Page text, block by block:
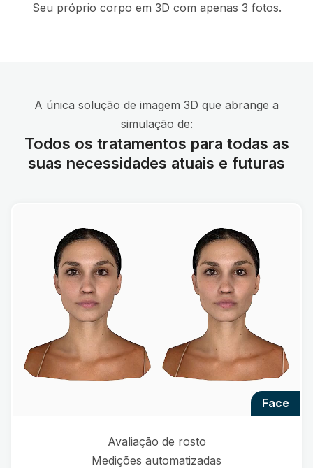
Seu próprio corpo em 3D com apenas 3 fotos.
A única solução de imagem 3D que abrange a
simulação de:
Todos os tratamentos para todas as
suas necessidades atuais e futuras
face
Avaliação de rosto
Medições automatizadas